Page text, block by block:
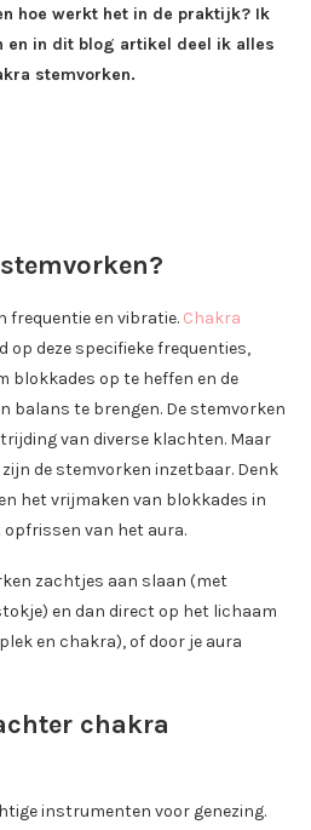
hoe werkt het in de praktijk? Ik
en in dit blog artikel deel ik alles
stemvorken.
frequentie en vibratie. Chakra
op deze specifieke frequenties,
blokkades op te heffen en de
balans te brengen. De stemvorken
van diverse klachten. Maar
de stemvorken inzetbaar. Denk
het vrijmaken van blokkades in
van het aura.
zachtjes aan slaan (met
en dan direct op het lichaam
en chakra), of door je aura
chakra
instrumenten voor genezing.